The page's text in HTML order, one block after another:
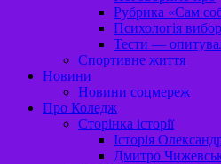
Рубрика «Сам
Психологія
Тести —
Спортивне життя
Новини
Новини соцмереж
Про Коледж
Сторінка історії
Історія
Дмитро